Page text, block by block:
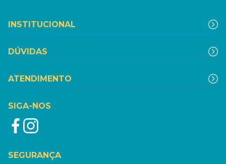
INSTITUCIONAL
DÚVIDAS
ATENDIMENTO
SIGA-NOS
SEGURANÇA